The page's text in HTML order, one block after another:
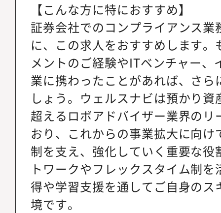
【こんな方に特におすすめ】
証券会社でのコンプライアンス
に、この求人をおすすめします
メントのご経験やITベンチャー、
業に携わったことがあれば、さ
しょう。ウェルスナビは預かり
超えるロボアドバイザー業界の
おり、これからの事業拡大に向
制を支え、強化していく重要な
トワークやフレックスタイム制
得や学習支援を通してご自身の
境です。